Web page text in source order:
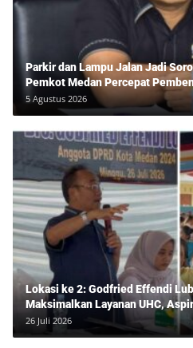
Parkir dan Lampu Jalan Jadi
Pemkot Medan Percepat
5 Agustus 2026
Lokasi ke 2: Godfried Effendi
Maksimalkan Layanan UHC,
Pendidikan Mengemuka dalam
26 Juli 2026